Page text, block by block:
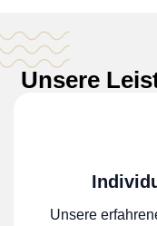
Unsere
Unsere